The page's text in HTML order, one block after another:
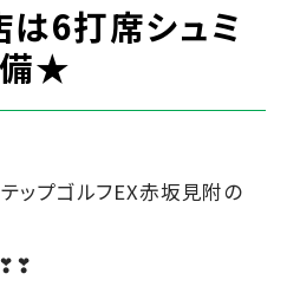
6打席シュミ
備★
ップゴルフEX赤坂見附の
❣❣